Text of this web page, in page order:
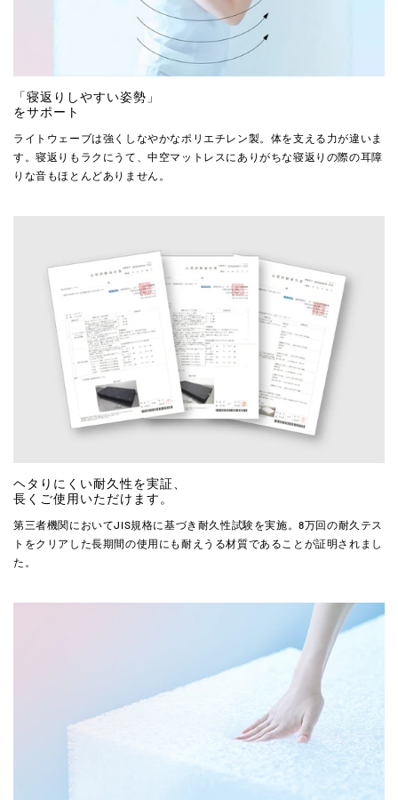
「寝返りしやすい姿勢」
をサポート
ライトウェーブは強くしなやかなポリエチレン製。体を支える力が違いま
す。寝返りもラクにうて、中空マットレスにありがちな寝返りの際の耳障
りな音もほとんどありません。
ヘタりにくい耐久性を実証、
長くご使用いただけます。
第三者機関においてJIS規格に基づき耐久性試験を実施。8万回の耐久テス
トをクリアした長期間の使用にも耐えうる材質であることが証明されまし
た。